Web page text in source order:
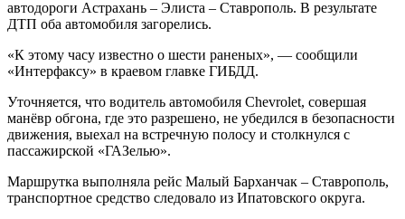
автодороги Астрахань – Элиста – Ставрополь. В результате
ДТП оба автомобиля загорелись.
«К этому часу известно о шести раненых», — сообщили
«Интерфаксу» в краевом главке ГИБДД.
Уточняется, что водитель автомобиля Chevrolet, совершая
манёвр обгона, где это разрешено, не убедился в безопасности
движения, выехал на встречную полосу и столкнулся с
пассажирской «ГАЗелью».
Маршрутка выполняла рейс Малый Барханчак – Ставрополь,
транспортное средство следовало из Ипатовского округа.